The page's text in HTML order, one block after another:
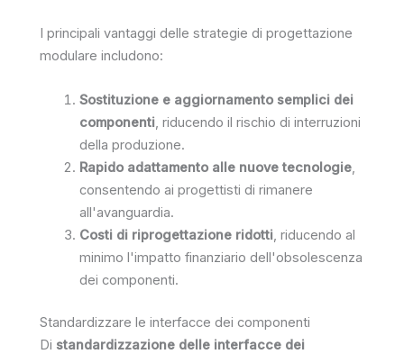
I principali vantaggi delle strategie di progettazione
modulare includono:
Sostituzione e aggiornamento semplici dei
componenti, riducendo il rischio di interruzioni
della produzione.
Rapido adattamento alle nuove tecnologie,
consentendo ai progettisti di rimanere
all'avanguardia.
Costi di riprogettazione ridotti, riducendo al
minimo l'impatto finanziario dell'obsolescenza
dei componenti.
Standardizzare le interfacce dei componenti
Di standardizzazione delle interfacce dei